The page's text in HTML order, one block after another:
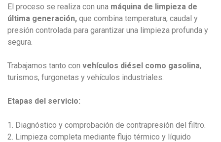
El proceso se realiza con una máquina de limpieza de
última generación, que combina temperatura, caudal y
presión controlada para garantizar una limpieza profunda y
segura.
Trabajamos tanto con vehículos diésel como gasolina,
turismos, furgonetas y vehículos industriales.
Etapas del servicio:
1. Diagnóstico y comprobación de contrapresión del filtro.
2. Limpieza completa mediante flujo térmico y líquido